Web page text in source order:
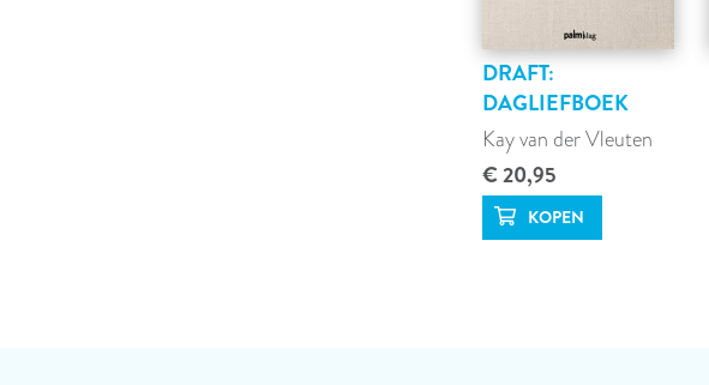
DRAFT:
DAGLIEFBOEK
Kay van der Vleuten
€ 20,95